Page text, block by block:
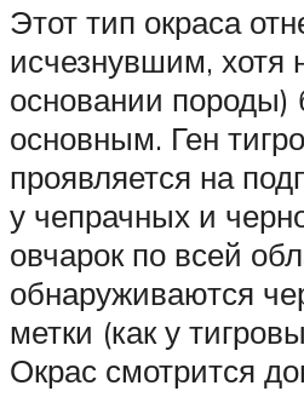
Этот тип окраса
исчезнувшим, хотя
основании
основным. Ген
проявляется на
у чепрачных и
овчарок по всей
обнаруживаются
метки (как у
Окрас смотрится